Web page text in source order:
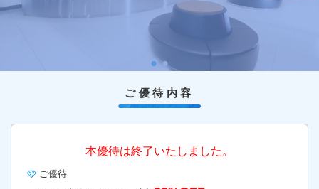
ご優待内容
本優待は終了いたしました。
ご優待